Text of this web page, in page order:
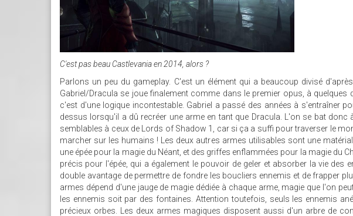
C'est pas beau Castlevania en 2014, alors ?
Parlons un peu du gameplay. C'est un élément qui a beaucoup divisé
Gabriel/Dracula se joue finalement comme dans le premier opus, à
c'est d'une logique incontestable. Gabriel a passé des années à s'entraîner
dessus lorsqu'il a dû recréer une arme en tant que Dracula. L'on se bat
semblables à ceux de Lords of Shadow 1, car si ça a suffi pour traverser le
marcher sur les humains ! Les deux autres armes utilisables sont une
une épée pour la magie du Néant, et des griffes enflammées pour la magie du
précis pour l'épée, qui a également le pouvoir de geler et absorber la vie
double avantage de permettre de fondre les boucliers ennemis et de frapper
armes dépend d'une jauge de magie dédiée à chaque arme, magie que l'on
les ennemis soit par des fontaines. Attention toutefois, seuls les ennemis
précieux orbes. Les deux armes magiques disposent aussi d'un arbre de